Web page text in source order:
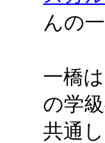
んの
一橋
の学
共通